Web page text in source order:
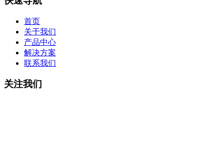
首页
关于我们
产品中心
解决方案
联系我们
关注我们